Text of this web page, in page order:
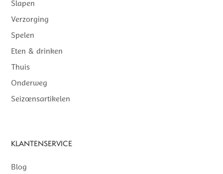
Slapen
Verzorging
Spelen
Eten & drinken
Thuis
Onderweg
Seizoensartikelen
KLANTENSERVICE
Blog